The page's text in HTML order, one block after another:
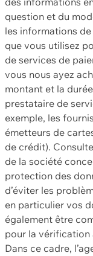
question et du
les informations
que vous utilisez
de services de
vous nous ayez
montant et la
prestataire de
exemple, les
émetteurs de
de crédit).
de la société
protection des
d’éviter les
en particulier vos
également être
pour la
Dans ce cadre,